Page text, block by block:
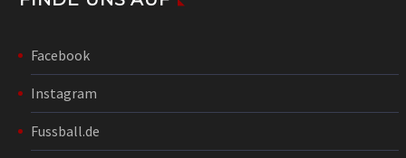
Facebook
Instagram
Fussball.de